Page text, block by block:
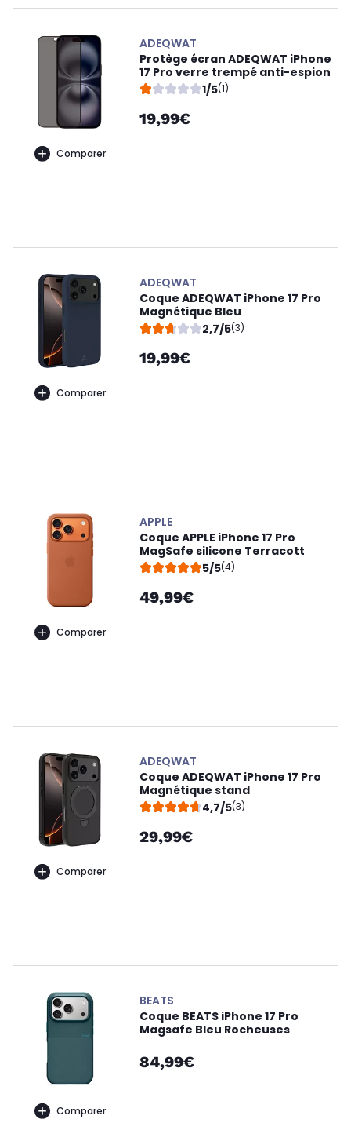
Comparer
ADEQWAT
Protège écran ADEQWAT iPhone
17 Pro verre trempé anti-espion
1/5(1)
19,99€
Comparer
ADEQWAT
Coque ADEQWAT iPhone 17 Pro
Magnétique Bleu
2,7/5(3)
19,99€
Comparer
APPLE
Coque APPLE iPhone 17 Pro
MagSafe silicone Terracott
5/5(4)
49,99€
Comparer
ADEQWAT
Coque ADEQWAT iPhone 17 Pro
Magnétique stand
4,7/5(3)
29,99€
Comparer
BEATS
Coque BEATS iPhone 17 Pro
Magsafe Bleu Rocheuses
84,99€